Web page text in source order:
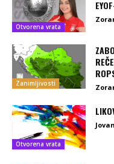
Otvorena vrata
Zanimljivosti
Otvorena vrata